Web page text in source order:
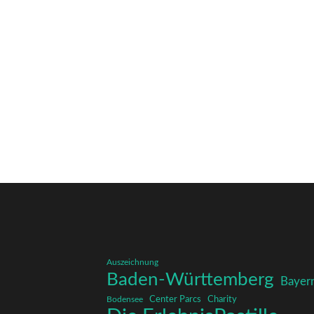
Auszeichnung
Baden-Württemberg
Bodensee Center Parcs Charity